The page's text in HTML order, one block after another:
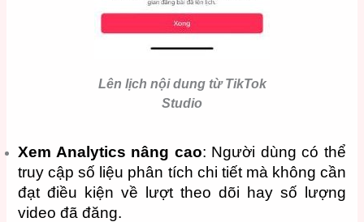
Lên lịch nội dung từ TikTok
Studio
Xem Analytics nâng cao: Người dùng có thể
truy cập số liệu phân tích chi tiết mà không cần
đạt điều kiện về lượt theo dõi hay số lượng
video đã đăng.